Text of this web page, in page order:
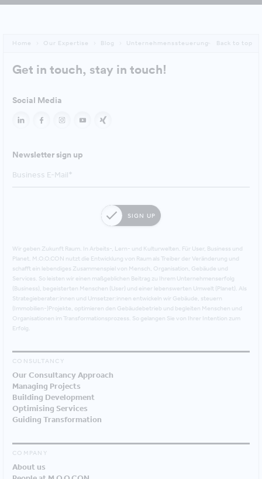
Home Our Expertise Blog Unternehmenssteuerung Back to top
Get in touch, stay in touch!
Social Media
Newsletter sign up
SIGN UP
Wir geben Zukunft Raum. In Arbeits-, Lern- und Kulturwelten. Für User, Business und
Planet. M.O.O.CON nutzt die Entwicklung von Raum als Treiber der Veränderung und
schafft ein lebendiges Zusammenspiel von Mensch, Organisation, Gebäude und
Services. So leisten wir einen maßgeblichen Beitrag zu Ihrem Unternehmenserfolg
(Business), begeisterten Menschen (User) und einer lebenswerten Umwelt (Planet). Als
Strategieberater:innen und Umsetzer:innen entwickeln wir Gebäude, steuern
(Immobilien-)Projekte, optimieren den Gebäudebetrieb und begleiten Menschen und
Organisationen im Transformationsprozess. So gelangen Sie von Ihrer Intention zum
Erfolg.
CONSULTANCY
Our Consultancy Approach
Managing Projects
Building Development
Optimising Services
Guiding Transformation
COMPANY
About us